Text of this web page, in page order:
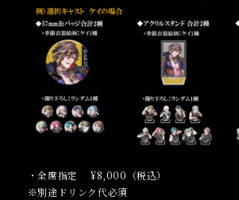
・全席指定 ¥8,000（税込）
※別途ドリンク代必須